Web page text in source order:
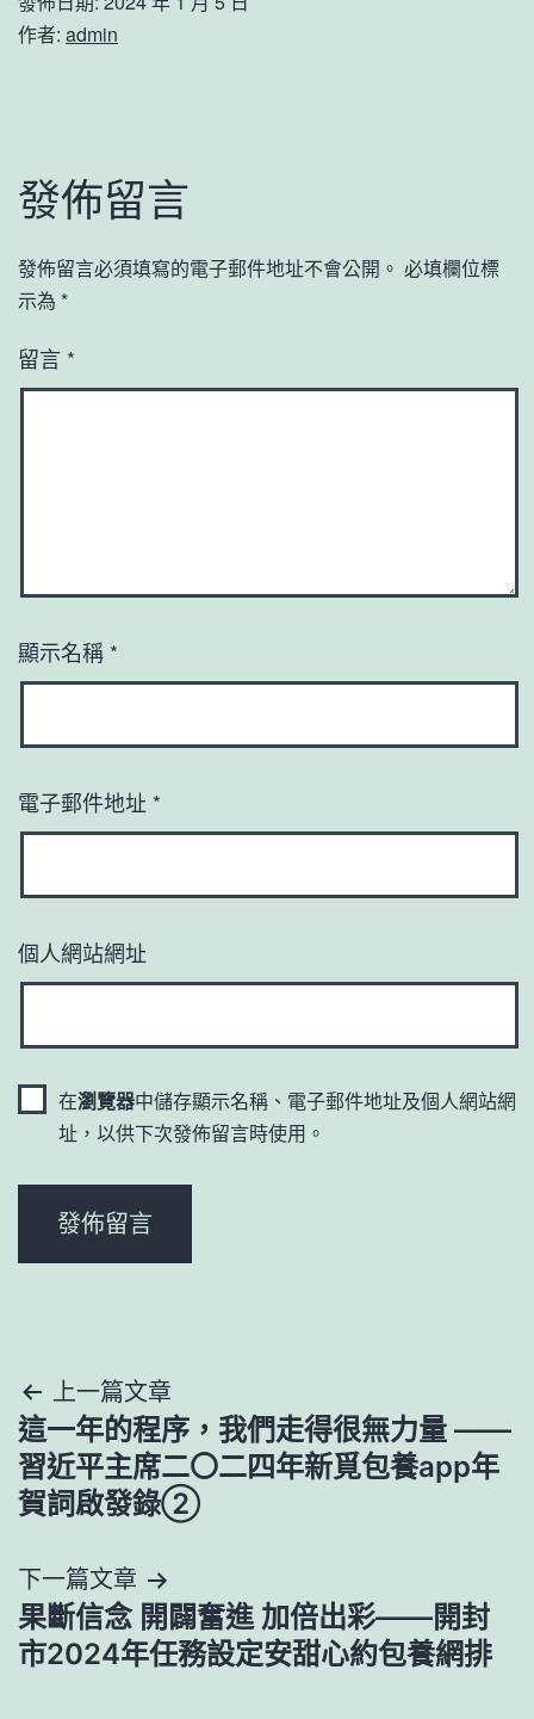
作者: admin
發佈留言
發佈留言必須填寫的電子郵件地址不會公開。 必填欄位標
示為 *
留言 *
顯示名稱 *
電子郵件地址 *
個人網站網址
在瀏覽器中儲存顯示名稱、電子郵件地址及個人網站網
址，以供下次發佈留言時使用。
文
章
導
覽
上一篇文章
這一年的程序，我們走得很無力量 ——
習近平主席二〇二四年新覓包養app年
賀詞啟發錄②
下一篇文章
果斷信念 開闢奮進 加倍出彩——開封
市2024年任務設定安甜心約包養網排